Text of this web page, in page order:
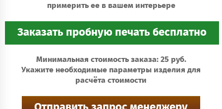
примерить ее в вашем интерьере
Минимальная стоимость заказа: 25 руб.
Укажите необходимые параметры изделия для
расчёта стоимости